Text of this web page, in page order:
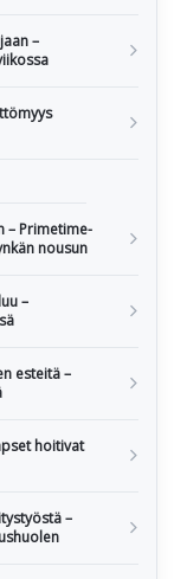
–
– Primetime-
nousun
–
esteitä –
hoitivat
–